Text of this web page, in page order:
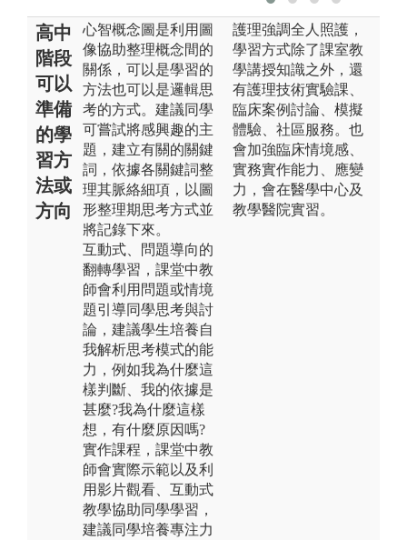
高中
階段
可以
準備
的學
習方
法或
方向
心智概念圖是利用圖
像協助整理概念間的
關係，可以是學習的
方法也可以是邏輯思
考的方式。建議同學
可嘗試將感興趣的主
題，建立有關的關鍵
詞，依據各關鍵詞整
理其脈絡細項，以圖
形整理期思考方式並
將記錄下來。
互動式、問題導向的
翻轉學習，課堂中教
師會利用問題或情境
題引導同學思考與討
論，建議學生培養自
我解析思考模式的能
力，例如我為什麼這
樣判斷、我的依據是
甚麼?我為什麼這樣
想，有什麼原因嗎?
實作課程，課堂中教
師會實際示範以及利
用影片觀看、互動式
教學協助同學學習，
建議同學培養專注力
護理強調全人照護，
學習方式除了課室教
學講授知識之外，還
有護理技術實驗課、
臨床案例討論、模擬
體驗、社區服務。也
會加強臨床情境感、
實務實作能力、應變
力，會在醫學中心及
教學醫院實習。